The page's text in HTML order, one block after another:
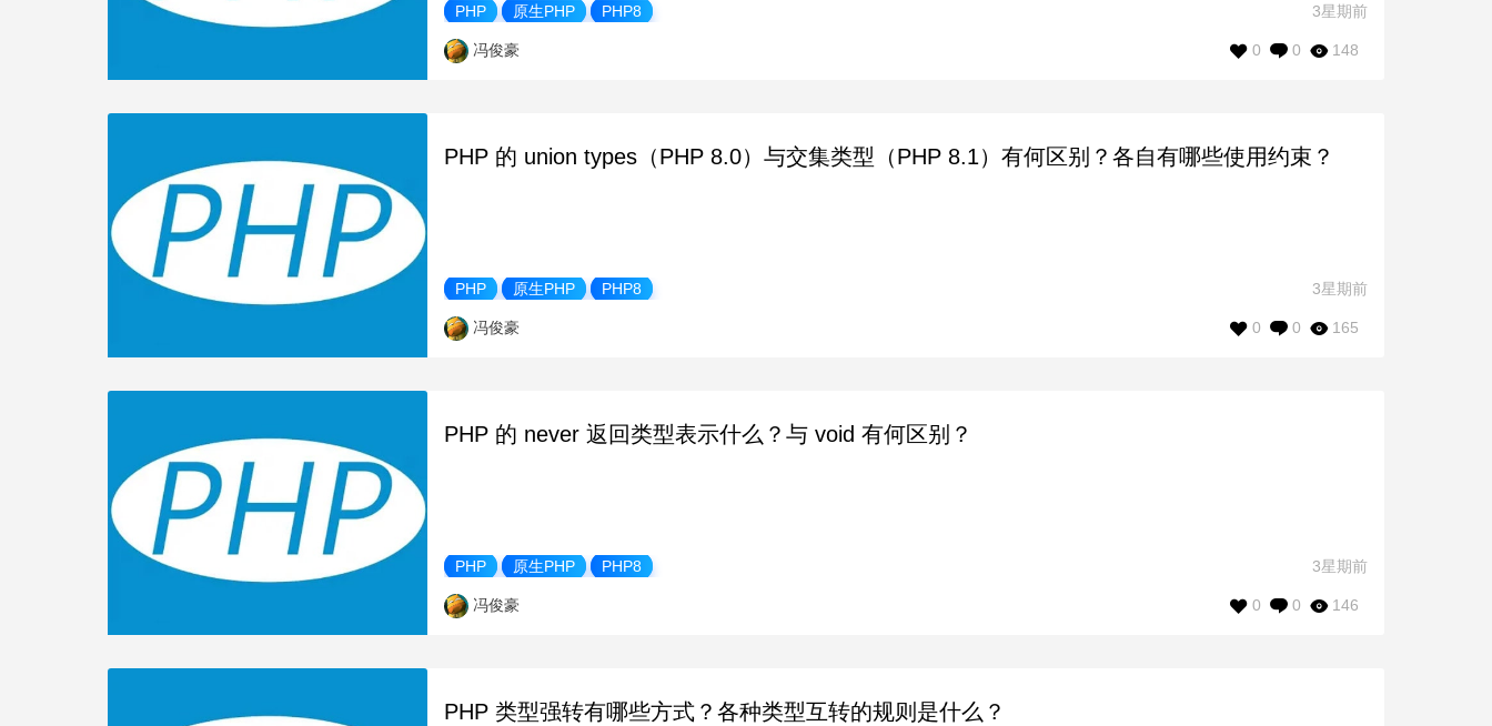
PHP 原生PHP PHP8 3星期前
冯俊豪 148
0
0
PHP 的 union types（PHP 8.0）与交集类型（PHP 8.1）有何区别？各自有哪些使用约束？
PHP 原生PHP PHP8 3星期前
冯俊豪 165
0
0
PHP 的 never 返回类型表示什么？与 void 有何区别？
PHP 原生PHP PHP8 3星期前
冯俊豪 146
0
0
PHP 类型强转有哪些方式？各种类型互转的规则是什么？